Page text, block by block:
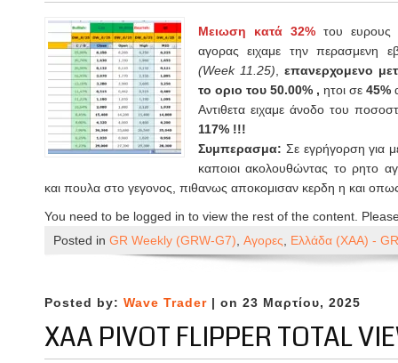
Μειωση κατά 32%του ευρους
αγορας ειχαμε την περασμενη
(Week 11.25) ,επανερχομενο
το οριο του 50.00% , ητοι σε 45%
Αντιθετα ειχαμε άνοδο του
117% !!!
Συμπερασμα: Σε εγρήγορση για
καποιοι ακολουθώντας το ρητο
και πουλα στο γεγονος, πιθανως αποκομισαν κερδη η και
You need to be logged in to view the rest of the content.
Posted in GR Weekly (GRW-G7) Αγορες Ελλάδα (ΧΑΑ) - GR
Posted by: Wave Trader | on 23 Μαρτίου, 2025
XAA PIVOT FLIPPER TOTAL